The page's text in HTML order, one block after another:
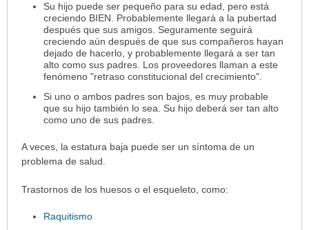
Su hijo puede ser pequeño para su edad, pero está
creciendo BIEN. Probablemente llegará a la pubertad
después que sus amigos. Seguramente seguirá
creciendo aún después de que sus compañeros hayan
dejado de hacerlo, y probablemente llegará a ser tan
alto como sus padres. Los proveedores llaman a este
fenómeno "retraso constitucional del crecimiento".
Si uno o ambos padres son bajos, es muy probable
que su hijo también lo sea. Su hijo deberá ser tan alto
como uno de sus padres.
A veces, la estatura baja puede ser un síntoma de un
problema de salud.
Trastornos de los huesos o el esqueleto, como:
Raquitismo